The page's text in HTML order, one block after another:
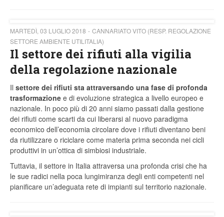
MARTEDÌ, 03 LUGLIO 2018
CANNARIATO VITO (RESP. REGOLAZIONE
SETTORE AMBIENTE UTILITALIA)
Il settore dei rifiuti alla vigilia
della regolazione nazionale
Il settore dei rifiuti sta attraversando una fase di profonda
trasformazione e di evoluzione strategica a livello europeo e
nazionale. In poco più di 20 anni siamo passati dalla gestione
dei rifiuti come scarti da cui liberarsi al nuovo paradigma
economico dell’economia circolare dove i rifiuti diventano beni
da riutilizzare o riciclare come materia prima seconda nei cicli
produttivi in un’ottica di simbiosi industriale.
Tuttavia, il settore in Italia attraversa una profonda crisi che ha
le sue radici nella poca lungimiranza degli enti competenti nel
pianificare un’adeguata rete di impianti sul territorio nazionale.